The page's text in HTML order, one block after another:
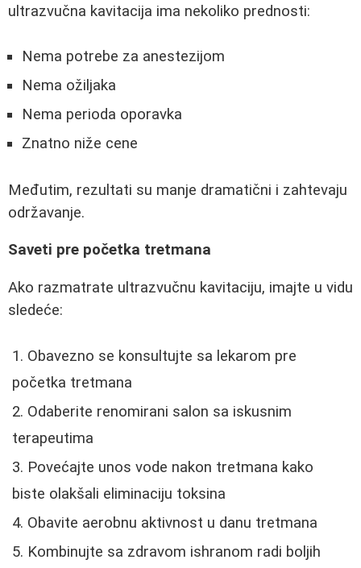
ultrazvučna kavitacija ima nekoliko prednosti:
Nema potrebe za anestezijom
Nema ožiljaka
Nema perioda oporavka
Znatno niže cene
Međutim, rezultati su manje dramatični i zahtevaju
održavanje.
Saveti pre početka tretmana
Ako razmatrate ultrazvučnu kavitaciju, imajte u vidu
sledeće:
Obavezno se konsultujte sa lekarom pre
početka tretmana
Odaberite renomirani salon sa iskusnim
terapeutima
Povećajte unos vode nakon tretmana kako
biste olakšali eliminaciju toksina
Obavite aerobnu aktivnost u danu tretmana
Kombinujte sa zdravom ishranom radi boljih